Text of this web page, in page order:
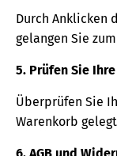
Durch Anklicken
gelangen Sie
5. Prüfen Sie
Überprüfen Sie
Warenkorb